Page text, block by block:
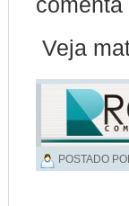
Veja
POSTADO